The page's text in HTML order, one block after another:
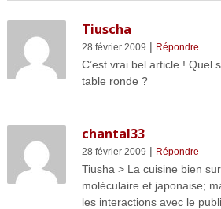
Tiuscha
28 février 2009 | Répondre
C’est vrai bel article ! Quel
table ronde ?
chantal33
28 février 2009 | Répondre
Tiusha > La cuisine bien
moléculaire et japonaise;
les interactions avec le